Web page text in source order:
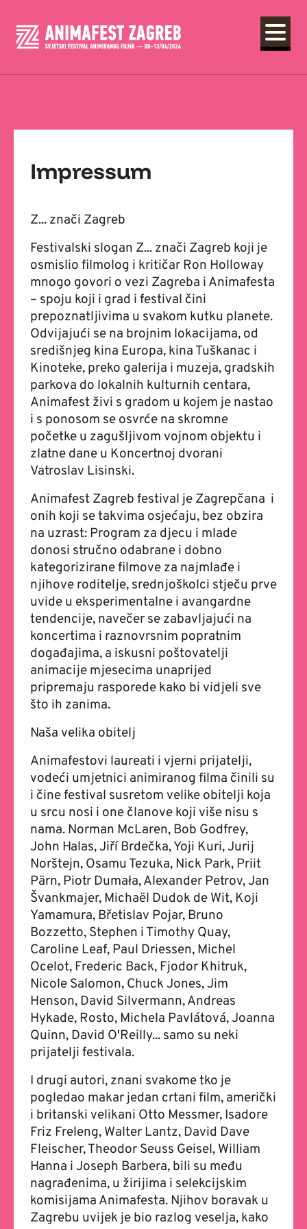
Impressum
Z... znači Zagreb
Festivalski slogan Z... znači Zagreb koji je
osmislio filmolog i kritičar Ron Holloway
mnogo govori o vezi Zagreba i Animafesta
– spoju koji i grad i festival čini
prepoznatljivima u svakom kutku planete.
Odvijajući se na brojnim lokacijama, od
središnjeg kina Europa, kina Tuškanac i
Kinoteke, preko galerija i muzeja, gradskih
parkova do lokalnih kulturnih centara,
Animafest živi s gradom u kojem je nastao
i s ponosom se osvrće na skromne
početke u zagušljivom vojnom objektu i
zlatne dane u Koncertnoj dvorani
Vatroslav Lisinski.
Animafest Zagreb festival je Zagrepčana i
onih koji se takvima osjećaju, bez obzira
na uzrast: Program za djecu i mlade
donosi stručno odabrane i dobno
kategorizirane filmove za najmlađe i
njihove roditelje, srednjoškolci stječu prve
uvide u eksperimentalne i avangardne
tendencije, navečer se zabavljajući na
koncertima i raznovrsnim popratnim
događajima, a iskusni poštovatelji
animacije mjesecima unaprijed
pripremaju rasporede kako bi vidjeli sve
što ih zanima.
Naša velika obitelj
Animafestovi laureati i vjerni prijatelji,
vodeći umjetnici animiranog filma činili su
i čine festival susretom velike obitelji koja
u srcu nosi i one članove koji više nisu s
nama. Norman McLaren, Bob Godfrey,
John Halas, Jiří Brdečka, Yoji Kuri, Jurij
Norštejn, Osamu Tezuka, Nick Park, Priit
Pärn, Piotr Dumała, Alexander Petrov, Jan
Švankmajer, Michaël Dudok de Wit, Koji
Yamamura, Břetislav Pojar, Bruno
Bozzetto, Stephen i Timothy Quay,
Caroline Leaf, Paul Driessen, Michel
Ocelot, Frederic Back, Fjodor Khitruk,
Nicole Salomon, Chuck Jones, Jim
Henson, David Silvermann, Andreas
Hykade, Rosto, Michela Pavlátová, Joanna
Quinn, David O'Reilly... samo su neki
prijatelji festivala.
I drugi autori, znani svakome tko je
pogledao makar jedan crtani film, američki
i britanski velikani Otto Messmer, Isadore
Friz Freleng, Walter Lantz, David Dave
Fleischer, Theodor Seuss Geisel, William
Hanna i Joseph Barbera, bili su među
nagrađenima, u žirijima i selekcijskim
komisijama Animafesta. Njihov boravak u
Zagrebu uvijek je bio razlog veselja, kako